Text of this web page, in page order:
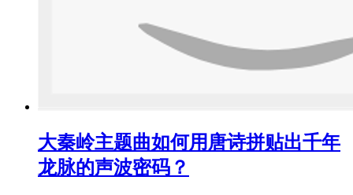
大秦岭主题曲如何用唐诗拼贴出千年
龙脉的声波密码？